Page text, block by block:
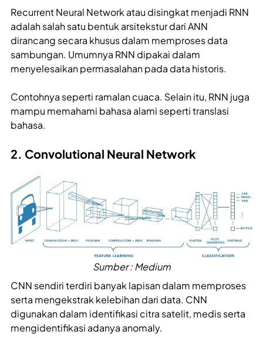
Recurrent Neural Network atau disingkat menjadi RNN
adalah salah satu bentuk arsitekstur dari ANN
dirancang secara khusus dalam memproses data
sambungan. Umumnya RNN dipakai dalam
menyelesaikan permasalahan pada data historis.
Contohnya seperti ramalan cuaca. Selain itu, RNN juga
mampu memahami bahasa alami seperti translasi
bahasa.
2. Convolutional Neural Network
Sumber : Medium
CNN sendiri terdiri banyak lapisan dalam memproses
serta mengekstrak kelebihan dari data. CNN
digunakan dalam identifikasi citra satelit, medis serta
mengidentifikasi adanya anomaly.